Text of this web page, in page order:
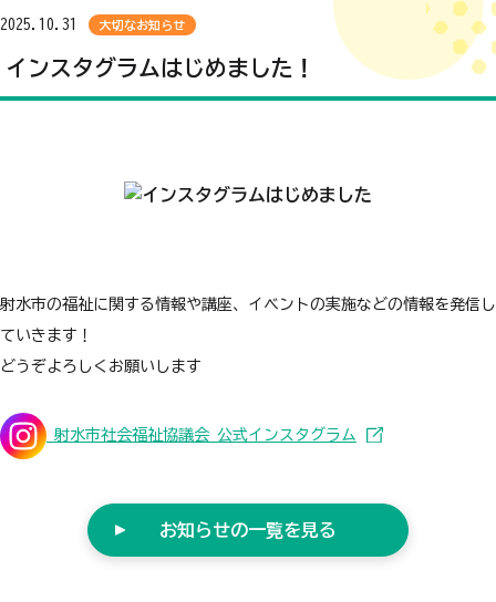
2025.10.31 大切なお知らせ
インスタグラムはじめました！
射水市の福祉に関する情報や講座、イベントの実施などの情報を発信し
ていきます！
どうぞよろしくお願いします
射水市社会福祉協議会 公式インスタグラム
お知らせの一覧を見る